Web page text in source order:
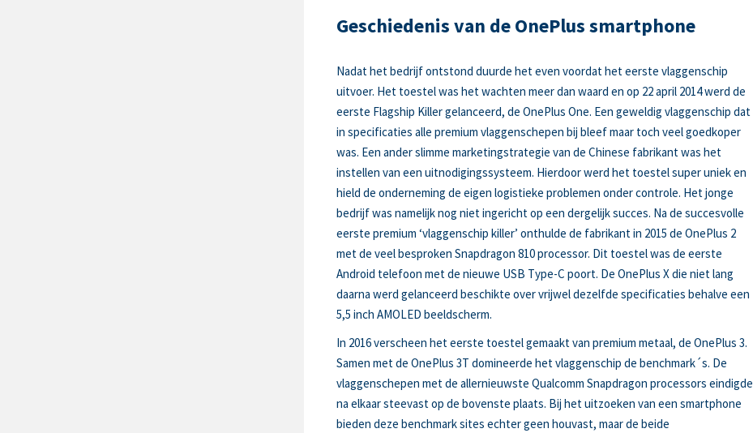
Geschiedenis van de OnePlus smartphone
Nadat het bedrijf ontstond duurde het even voordat het eerste vlaggenschip
uitvoer. Het toestel was het wachten meer dan waard en op 22 april 2014 werd de
eerste Flagship Killer gelanceerd, de OnePlus One. Een geweldig vlaggenschip dat
in specificaties alle premium vlaggenschepen bij bleef maar toch veel goedkoper
was. Een ander slimme marketingstrategie van de Chinese fabrikant was het
instellen van een uitnodigingssysteem. Hierdoor werd het toestel super uniek en
hield de onderneming de eigen logistieke problemen onder controle. Het jonge
bedrijf was namelijk nog niet ingericht op een dergelijk succes. Na de succesvolle
eerste premium ‘vlaggenschip killer’ onthulde de fabrikant in 2015 de OnePlus 2
met de veel besproken Snapdragon 810 processor. Dit toestel was de eerste
Android telefoon met de nieuwe USB Type-C poort. De OnePlus X die niet lang
daarna werd gelanceerd beschikte over vrijwel dezelfde specificaties behalve een
5,5 inch AMOLED beeldscherm.
In 2016 verscheen het eerste toestel gemaakt van premium metaal, de OnePlus 3.
Samen met de OnePlus 3T domineerde het vlaggenschip de benchmark´s. De
vlaggenschepen met de allernieuwste Qualcomm Snapdragon processors eindigde
na elkaar steevast op de bovenste plaats. Bij het uitzoeken van een smartphone
bieden deze benchmark sites echter geen houvast, maar de beide